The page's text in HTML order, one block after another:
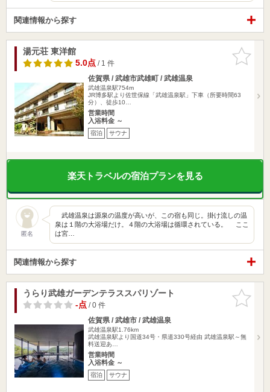
関連情報から探す
お気に入
りに追加
湯元荘 東洋館
5.0点/ 1 件
佐賀県 / 武雄市武雄町 / 武雄温泉
武雄温泉駅754m
JR博多駅より佐世保線「武雄温泉駅」下車（所要時間63
分）、徒歩10…
営業時間
入浴料金 ～
宿泊 サウナ
楽天トラベルの宿泊プランを見る
匿名
武雄温泉は源泉の温度が高いが、この宿も同じ。掛け流しの温
泉は１階の大浴場だけ。４階の大浴場は循環されている。 ここ
は宮…
関連情報から探す
お気に入
りに追加
うらり武雄ガーデンテラススパリゾート
-点/ 0 件
佐賀県 / 武雄市 / 武雄温泉
武雄温泉駅1.76km
武雄温泉駅より国道34号・県道330号経由 武雄温泉駅～無
料送迎あ…
営業時間
入浴料金 ～
宿泊 サウナ